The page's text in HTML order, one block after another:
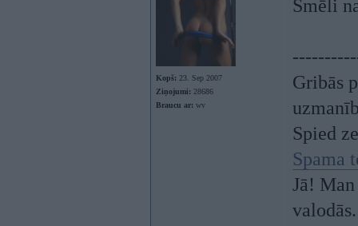
Kopš: 23. Sep 2007
Ziņojumi: 28686
Braucu ar: wv
Smēli
Gribās
Spied
Spama
Jā!
valodās.